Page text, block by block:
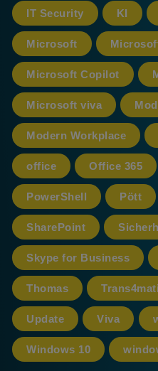
IT Security KI
Microsoft
Microsoft Copilot
Microsoft viva
Modern Workplace
office Office 365
PowerShell Pött
SharePoint
Skype for Business
Thomas
Update Viva
Windows 10